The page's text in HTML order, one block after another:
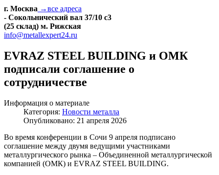
г. Москва →все адреса
- Сокольнический вал 37/10 с3
(25 склад) м. Рижская
info@metallexpert24.ru
EVRAZ STEEL BUILDING и ОМК
подписали соглашение о
сотрудничестве
Информация о материале
Категория: Новости металла
Опубликовано: 21 апреля 2026
Во время конференции в Сочи 9 апреля подписано
соглашение между двумя ведущими участниками
металлургического рынка – Объединенной металлургической
компанией (ОМК) и EVRAZ STEEL BUILDING.